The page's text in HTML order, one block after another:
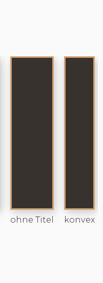
ohne Titel konvex